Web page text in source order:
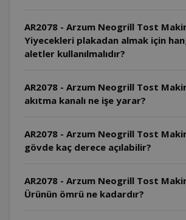
AR2078 - Arzum Neogrill Tost
Yiyecekleri plakadan almak için
aletler kullanılmalıdır?
AR2078 - Arzum Neogrill Tost
akıtma kanalı ne işe yarar?
AR2078 - Arzum Neogrill Tost
gövde kaç derece açılabilir?
AR2078 - Arzum Neogrill Tost
Ürünün ömrü ne kadardır?